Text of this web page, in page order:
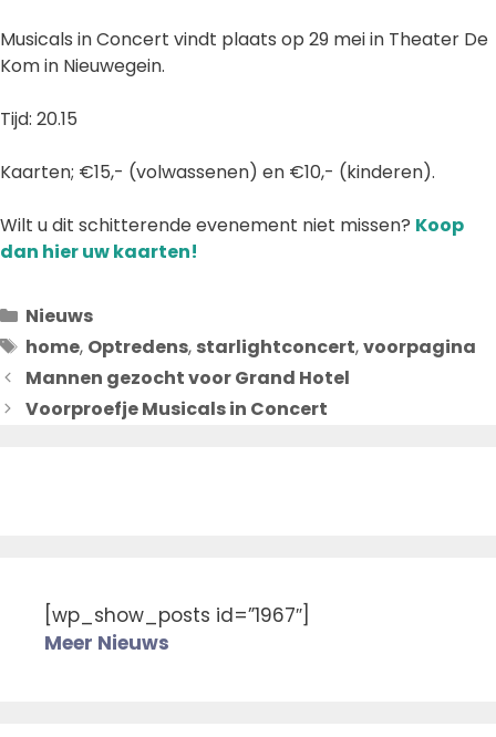
Musicals in Concert vindt plaats op 29 mei in Theater De
Kom in Nieuwegein.
Tijd: 20.15
Kaarten; €15,- (volwassenen) en €10,- (kinderen).
Wilt u dit schitterende evenement niet missen? Koop
dan hier uw kaarten!
Categorieën
Nieuws
Tags
home, Optredens, starlightconcert,voorpagina
Mannen gezocht voor Grand Hotel
Voorproefje Musicals in Concert
[wp_show_posts id=”1967″]
Meer Nieuws